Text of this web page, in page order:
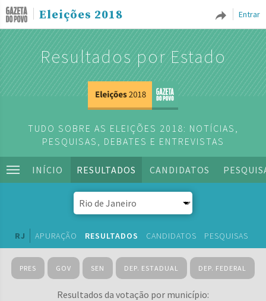
Entrar
Eleições 2018
Resultados por Estado
TUDO SOBRE AS ELEIÇÕES 2018: NOTÍCIAS,
PESQUISAS, DEBATES E ENTREVISTAS
INÍCIO RESULTADOS CANDIDATOS
RJ APURAÇÃO RESULTADOS CANDIDATOS PESQUISAS
PRES GOV SEN DEP. ESTADUAL DEP. FEDERAL
Resultados da votação por município: